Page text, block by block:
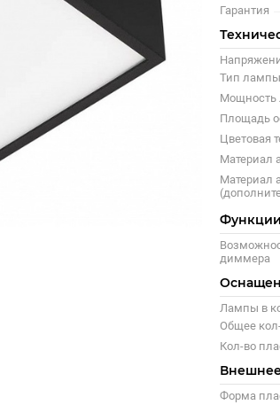
Гарантия
Тип лампы
Мощность
Площадь
Цветовая
Материал
Материал
Функции
диммера
Лампы в
Общее
Кол-во
Форма